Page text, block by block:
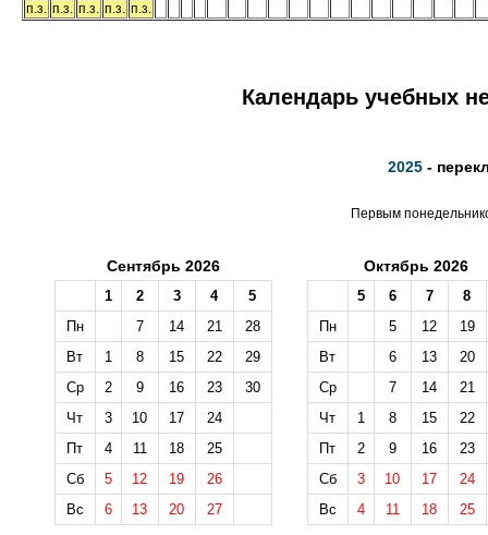
п.з. п.з. п.з. п.з. п.з.
Календарь учебных
2025 -
Первым
Сентябрь 2026
1 2 3 4
5
Пн
7 14 21
28
Вт
1 8 15 22
29
Ср
2 9 16 23
30
Чт
3 10 17
24
Пт
4 11 18
25
Сб
5 12 19
26
Вс
6 13 20 27
Октябрь 2026
5 6 7
8
Пн
5 12
19
Вт
6 13
20
Ср
7 14
21
Чт
1 8 15
22
Пт
2 9 16
23
Сб
3 10 17
24
Вс
4 11 18 25